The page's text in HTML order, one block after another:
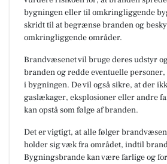
bygningen eller til omkringliggende
skridt til at begrænse branden og
omkringliggende områder.
Brandvæsenet vil bruge deres udstyr
branden og redde eventuelle
i bygningen. De vil også sikre, at der
gaslækager, eksplosioner eller andre
kan opstå som følge af branden.
Det er vigtigt, at alle følger
holder sig væk fra området, indtil
Bygningsbrande kan være farlige og